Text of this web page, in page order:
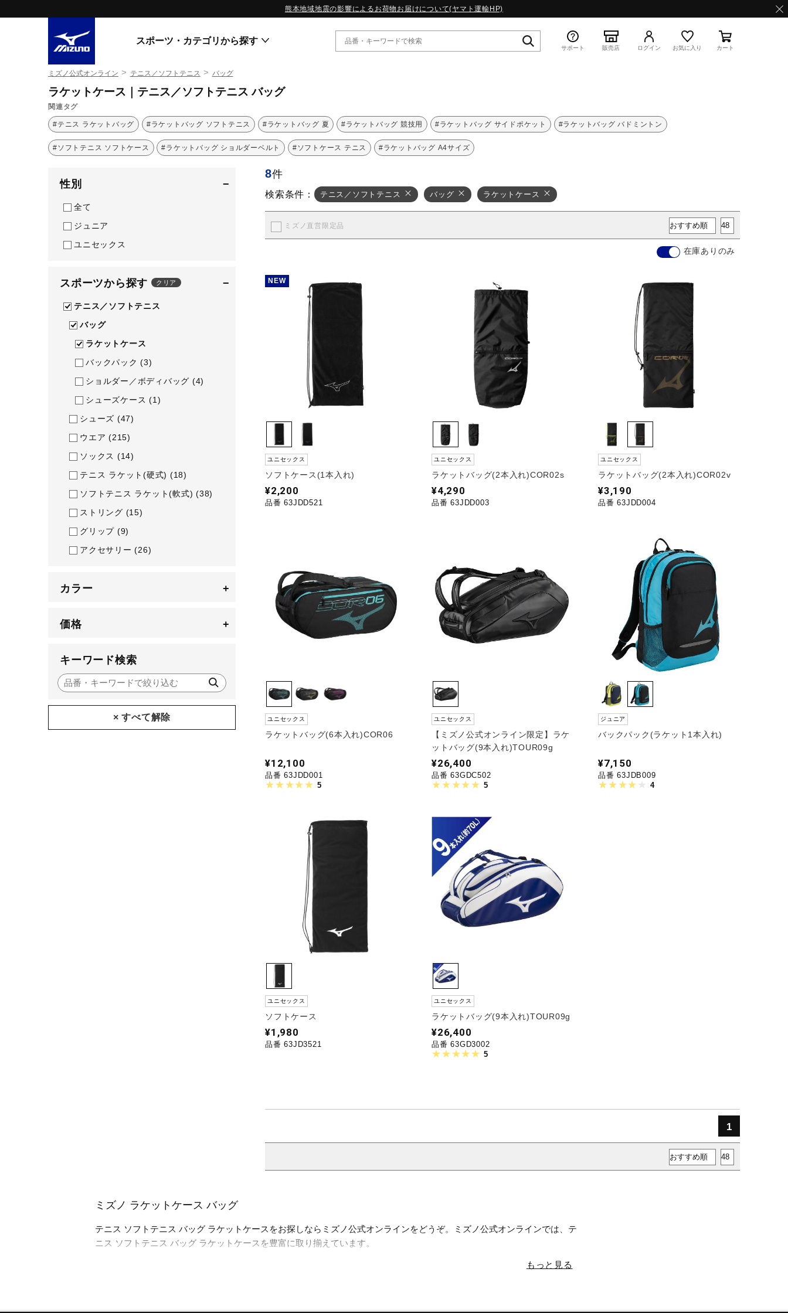
熊本地域地震の影響によるお荷物お届けについて(ヤマト運輸HP)
スポーツ・カテゴリから探す
スニーカー
ライフスタイルウエア
ランニング
サッカー／フットサル
ゴルフ
テニス／ソフトテニス
ソフトボール
ウィンタースポーツ
ワーキング
寝具／ミズノスリープ
アウトドア／レイン
サポーター
ジュニア／キッズ
セール
その他
スニーカー
すべてのシリーズ
WAVE PROPHECY
MORELIA LS
WP13.2｜特集
MORELIA LS｜特集
W.PROPHECY1｜特集
WP STRAP｜特集
スペシャルカラーパック｜特集
WP STRAP 2｜特集
マーガレット・ハウエル｜特集
KICKS & ECHO｜特集
特集
サポート 販売店 ログイン お気に入り カート
ミズノ公式オンライン > テニス／ソフトテニス > バッグ
ラケットケース｜テニス／ソフトテニス バッグ
関連タグ
#テニス ラケットバッグ #ラケットバッグ ソフトテニス #ラケットバッグ 夏 #ラケットバッグ 競技用 #ラケットバッグ サイドポケット #ラケットバッグ バドミントン
#ソフトテニス ソフトケース #ラケットバッグ ショルダーベルト #ソフトケース テニス #ラケットバッグ A4サイズ
性別 −
全て
ジュニア
ユニセックス
スポーツから探す クリア −
テニス／ソフトテニス
バッグ
ラケットケース
バックパック (3)
ショルダー／ボディバッグ (4)
シューズケース (1)
シューズ (47)
ウエア (215)
ソックス (14)
テニス ラケット(硬式) (18)
ソフトテニス ラケット(軟式) (38)
ストリング (15)
グリップ (9)
アクセサリー (26)
カラー +
価格 +
キーワード検索
× すべて解除
8件
検索条件： テニス／ソフトテニス バッグ ラケットケース
ミズノ直営限定品
在庫ありのみ
NEW
ユニセックス
ソフトケース(1本入れ)
¥2,200
品番 63JDD521
ユニセックス
ラケットバッグ(2本入れ)COR02s
¥4,290
品番 63JDD003
ユニセックス
ラケットバッグ(2本入れ)COR02v
¥3,190
品番 63JDD004
ユニセックス
ラケットバッグ(6本入れ)COR06
¥12,100
品番 63JDD001
5
ユニセックス
【ミズノ公式オンライン限定】ラケ
ットバッグ(9本入れ)TOUR09g
¥26,400
品番 63GDC502
5
ジュニア
バックパック(ラケット1本入れ)
¥7,150
品番 63JDB009
4
ユニセックス
ソフトケース
¥1,980
品番 63JD3521
ユニセックス
ラケットバッグ(9本入れ)TOUR09g
¥26,400
品番 63GD3002
5
1
ミズノ ラケットケース バッグ
テニス ソフトテニス バッグ ラケットケースをお探しならミズノ公式オンラインをどうぞ。ミズノ公式オンラインでは、テ
ニス ソフトテニス バッグ ラケットケースを豊富に取り揃えています。